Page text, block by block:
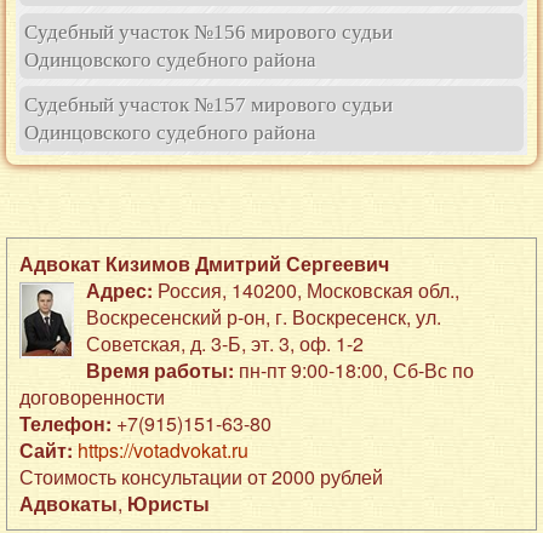
Судебный участок №156 мирового судьи
Одинцовского судебного района
Судебный участок №157 мирового судьи
Одинцовского судебного района
Адвокат Кизимов Дмитрий Сергеевич
Адрес: Россия, 140200, Московская обл.,
Воскресенский р-он, г. Воскресенск, ул.
Советская, д. 3-Б, эт. 3, оф. 1-2
Время работы: пн-пт 9:00-18:00, Сб-Вс по
договоренности
Телефон: +7(915)151-63-80
Сайт: https://votadvokat.ru
Стоимость консультации от 2000 рублей
Адвокаты, Юристы